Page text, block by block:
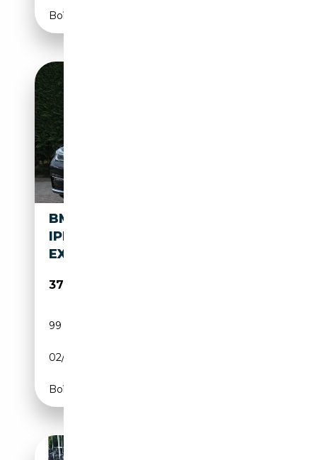
Boîte automatique
BMW 740 7-SERIE 740LE
IPERFORMANCE HIGH
EXECUTIVE | FULL O
37 500€
99 275 km
02/2019
Boîte automatique